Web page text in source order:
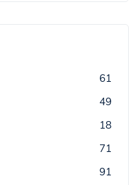
61
49
18
71
91